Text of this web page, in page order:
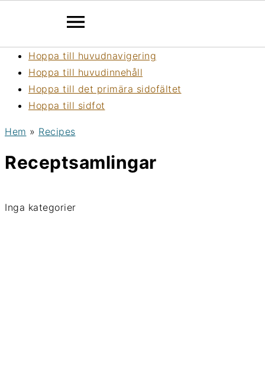
Hoppa till huvudnavigering
Hoppa till huvudinnehåll
Hoppa till det primära sidofältet
Hoppa till sidfot
Hem » Recipes
Receptsamlingar
Inga kategorier